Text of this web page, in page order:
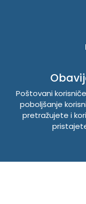
Svetog Save bb,
Poštovani
poboljšanje
pretražujete i